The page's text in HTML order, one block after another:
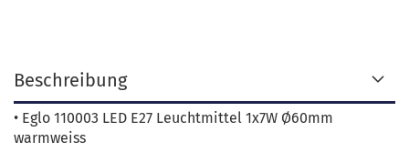
Beschreibung
• Eglo 110003 LED E27 Leuchtmittel 1x7W Ø60mm
warmweiss